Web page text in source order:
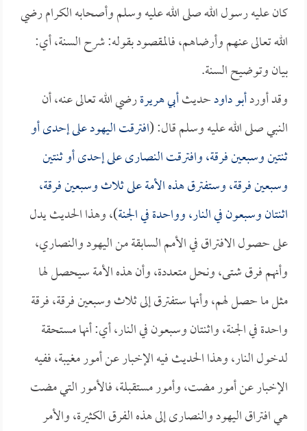
كان عليه رسول الله صلى الله عليه وسلم وأصحابه الكرام رضي
الله تعالى عنهم وأرضاهم، فالمقصود بقوله: شرح السنة، أي:
بيان وتوضيح السنة.
وقد أوردأبو داودحديثأبي هريرةرضي الله تعالى عنه، أن
النبي صلى الله عليه وسلم قال: (افترقت اليهود على إحدى أو
ثنتين وسبعين فرقة، وافترقت النصارى على إحدى أو ثنتين
وسبعين فرقة، وستفترق هذه الأمة على ثلاث وسبعين فرقة،
اثنتان وسبعون في النار، وواحدة في الجنة)، وهذا الحديث يدل
على حصول الافتراق في الأمم السابقة من اليهود والنصاري،
وأنهم فرق شتى، ونحل متعددة، وأن هذه الأمة سيحصل لها
مثل ما حصل لهم، وأنها ستفترق إلى ثلاث وسبعين فرقة، فرقة
واحدة في الجنة، واثنتان وسبعون في النار، أي: أنها مستحقة
لدخول النار، وهذا الحديث فيه الإخبار عن أمور مغيبة، ففيه
الإخبار عن أمور مضت، وأمور مستقبلة، فالأمور التي مضت
هي افتراق اليهود والنصارى إلى هذه الفرق الكثيرة، والأمر